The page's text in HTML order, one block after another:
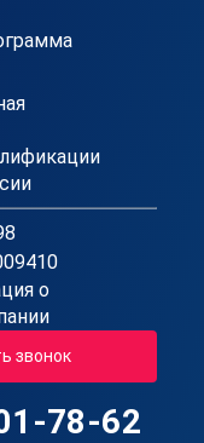
о
звонок
78-62